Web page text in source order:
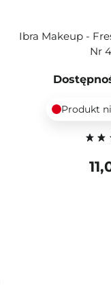
Ibra Makeup -
Nr
Produkt